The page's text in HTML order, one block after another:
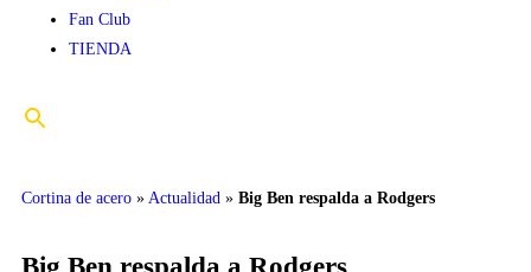
Fan Club
TIENDA
Cortina de acero » Actualidad » Big Ben respalda a Rodgers